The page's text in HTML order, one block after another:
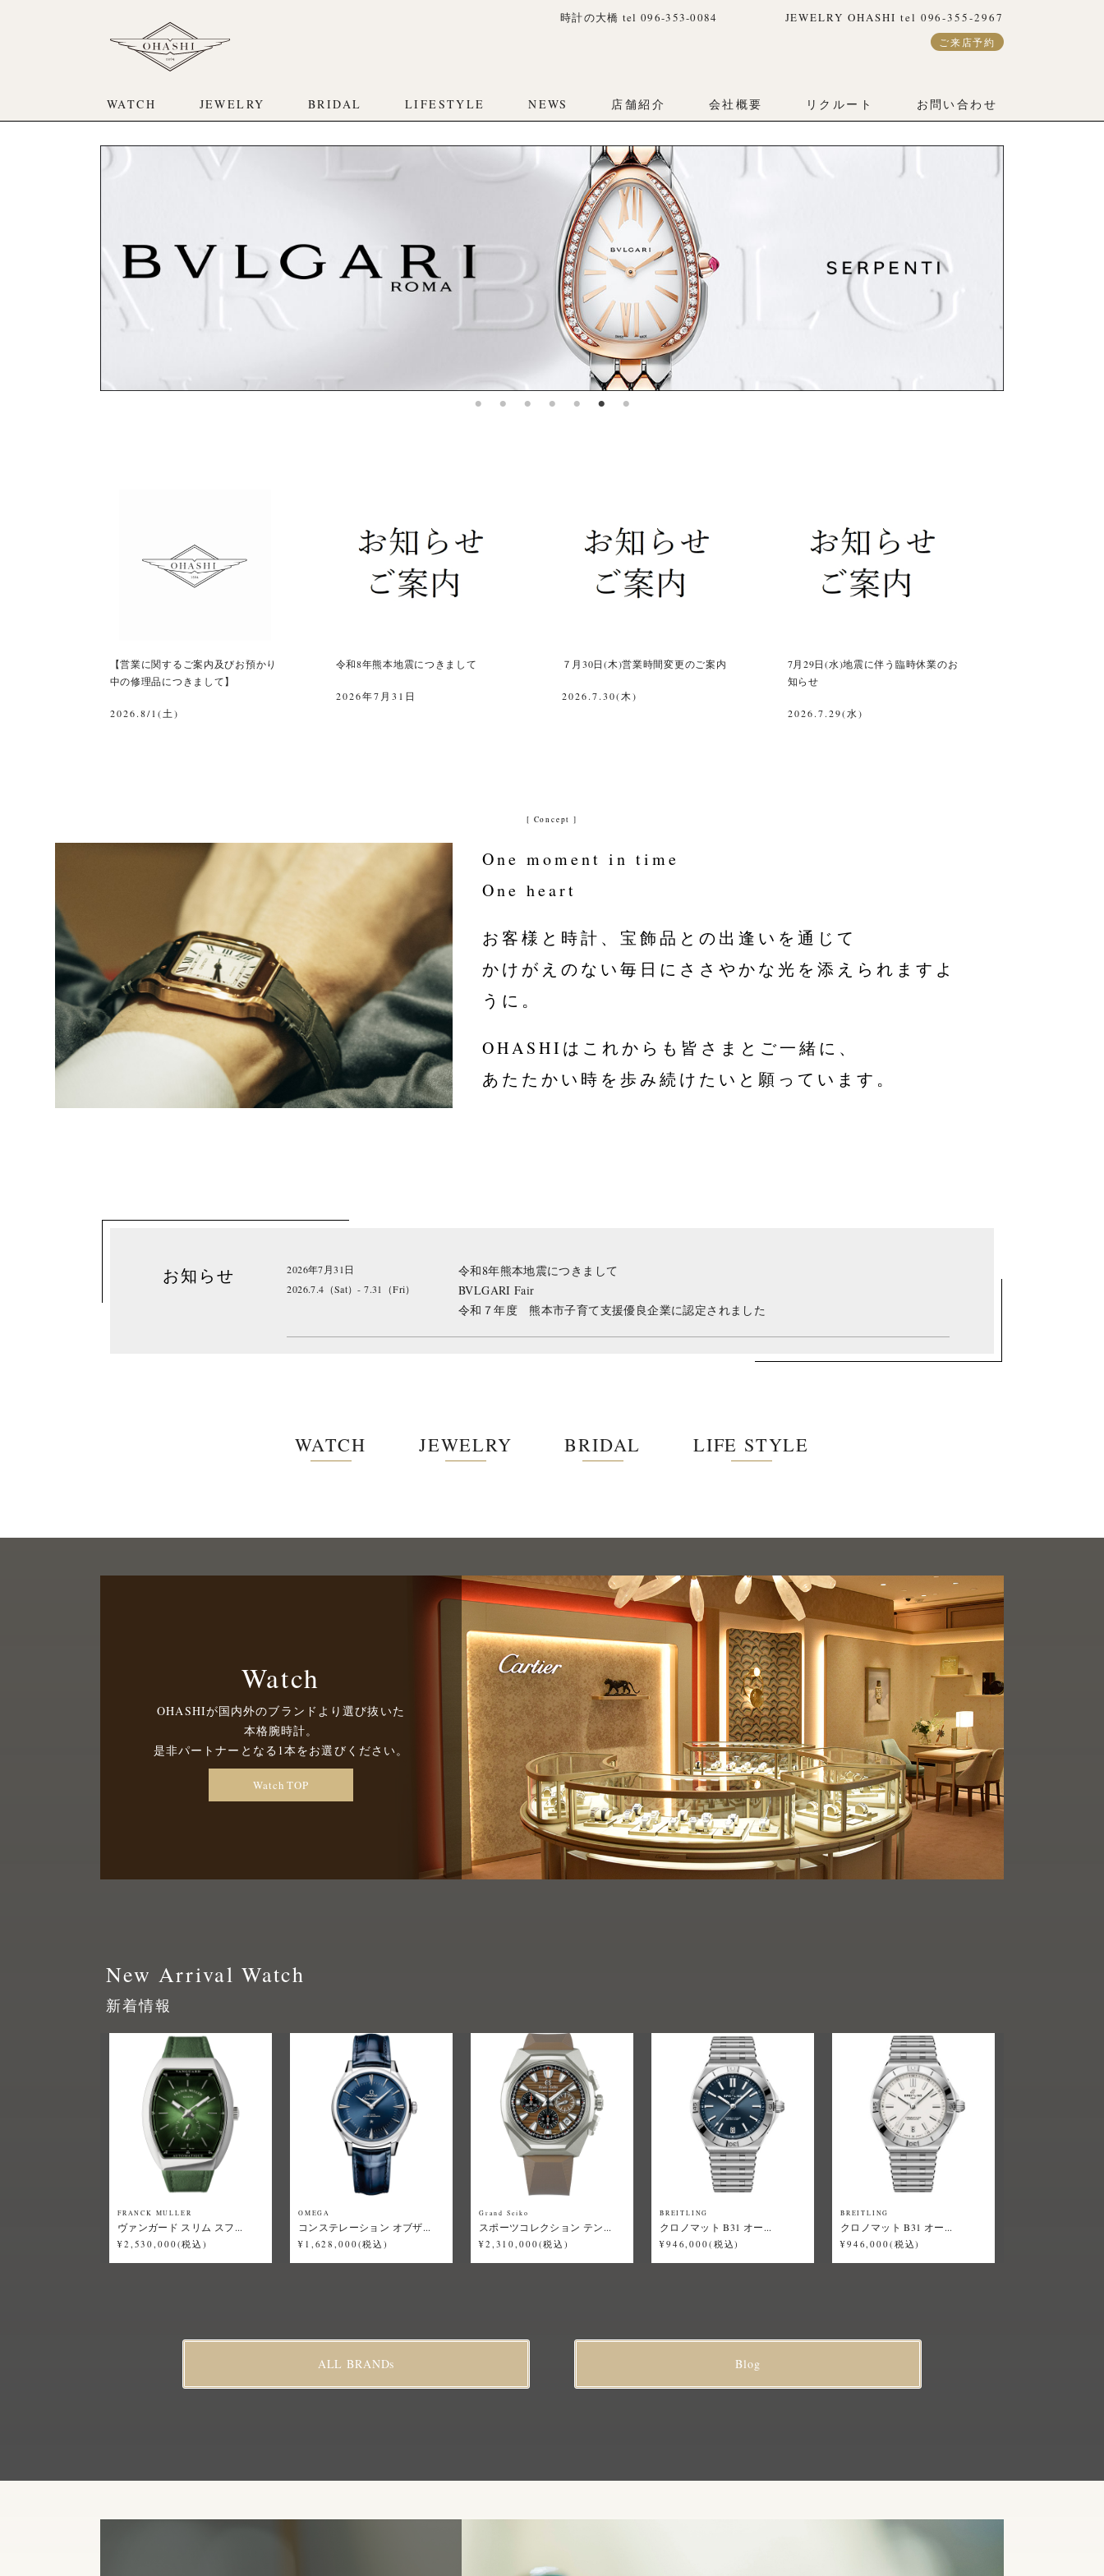
時計の大橋 tel 096-353-0084 JEWELRY OHASHI tel 096-355-2967
ご来店予約
WATCH JEWELRY BRIDAL LIFESTYLE NEWS 店舗紹介 会社概要 リクルート お問い合わせ
【営業に関するご案内及びお預かり
中の修理品につきまして】
2026.8/1(土)
令和8年熊本地震につきまして
2026年7月31日
７月30日(木)営業時間変更のご案内
2026.7.30(木)
7月29日(水)地震に伴う臨時休業のお
知らせ
2026.7.29(水)
[ Concept ]
One moment in time
One heart
お客様と時計、宝飾品との出逢いを通じて
かけがえのない毎日にささやかな光を添えられますよ
うに。
OHASHIはこれからも皆さまとご一緒に、
あたたかい時を歩み続けたいと願っています。
お知らせ 2026年7月31日 令和8年熊本地震につきまして
2026.7.4（Sat）- 7.31（Fri）
BVLGARI Fair
令和７年度 熊本市子育て支援優良企業に認定されました
WATCH JEWELRY BRIDAL LIFE STYLE
Watch
OHASHIが国内外のブランドより選び抜いた
本格腕時計。
是非パートナーとなる1本をお選びください。
Watch TOP
New Arrival Watch
新着情報
FRANCK MULLER
ヴァンガード スリム スフ...
¥2,530,000(税込)
OMEGA
コンステレーション オブザ...
¥1,628,000(税込)
Grand Seiko
スポーツコレクション テン...
¥2,310,000(税込)
BREITLING
クロノマット B31 オー...
¥946,000(税込)
BREITLING
クロノマット B31 オー...
¥946,000(税込)
ALL BRANDs Blog